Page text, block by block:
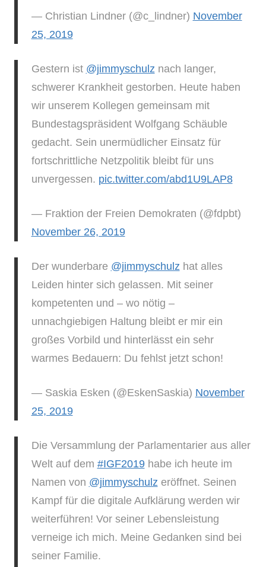
— Christian Lindner (@c_lindner) November
25, 2019
Gestern ist @jimmyschulz nach langer,
schwerer Krankheit gestorben. Heute haben
wir unserem Kollegen gemeinsam mit
Bundestagspräsident Wolfgang Schäuble
gedacht. Sein unermüdlicher Einsatz für
fortschrittliche Netzpolitik bleibt für uns
unvergessen. pic.twitter.com/abd1U9LAP8
— Fraktion der Freien Demokraten (@fdpbt)
November 26, 2019
Der wunderbare @jimmyschulz hat alles
Leiden hinter sich gelassen. Mit seiner
kompetenten und – wo nötig –
unnachgiebigen Haltung bleibt er mir ein
großes Vorbild und hinterlässt ein sehr
warmes Bedauern: Du fehlst jetzt schon!
— Saskia Esken (@EskenSaskia) November
25, 2019
Die Versammlung der Parlamentarier aus aller
Welt auf dem #IGF2019habe ich heute im
Namen von @jimmyschulz eröffnet. Seinen
Kampf für die digitale Aufklärung werden wir
weiterführen! Vor seiner Lebensleistung
verneige ich mich. Meine Gedanken sind bei
seiner Familie.